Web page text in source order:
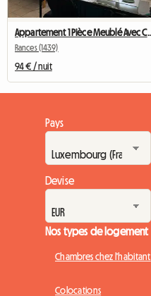
Appartement 1 Pièce Meublé Avec Cuisine équipée
Rances (1439)
94 € / nuit
Pays
Devise
Nos types de logement
Chambres chez l'habitant
Colocations